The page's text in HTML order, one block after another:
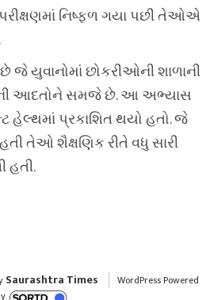
નિષ્ફળ ગયા પછી તેઓએ
જે યુવાનોમાં છોકરીઓની શાળાની
આદતોને સમજે છે. આ અભ્યાસ
પ્રકાશિત થયો હતો. જે
તેઓ શૈક્ષણિક રીતે વધુ સારી
હતી.
Saurashtra Times
WordPress Powered